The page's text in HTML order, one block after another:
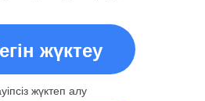
жүктеу
жүктеп алу